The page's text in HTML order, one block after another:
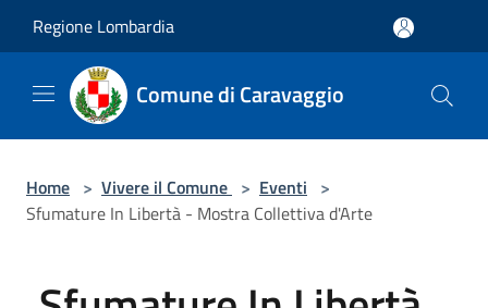
Regione Lombardia
Comune di Caravaggio
Home > Vivere il Comune > Eventi >
Sfumature In Libertà - Mostra Collettiva d'Arte